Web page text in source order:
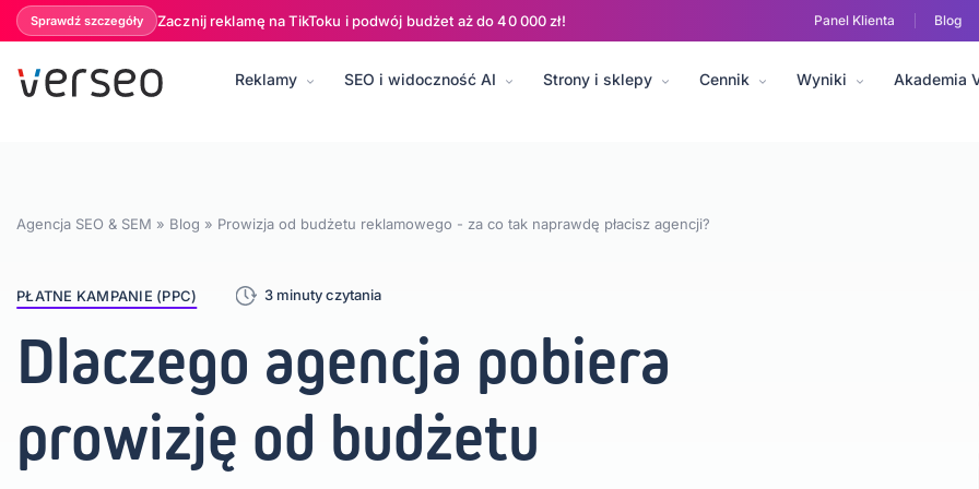
Reklamy SEO i widoczność AI Strony i sklepy Cennik Wyniki Akademia
Sprawdź szczegóły Zacznij reklamę na TikToku i podwój budżet aż do 40 000 zł! Panel Klienta Blog
BLOG: Płatne kampanie (PPC) SEO i Content marketing Social media E-commerce i sprzedaż Analityka i dane Sztuczna
Agencja SEO & SEM » Blog » Prowizja od budżetu reklamowego - za co tak naprawdę płacisz agencji?
PŁATNE KAMPANIE (PPC) 3 minuty czytania
Dlaczego agencja pobiera
prowizję od budżetu